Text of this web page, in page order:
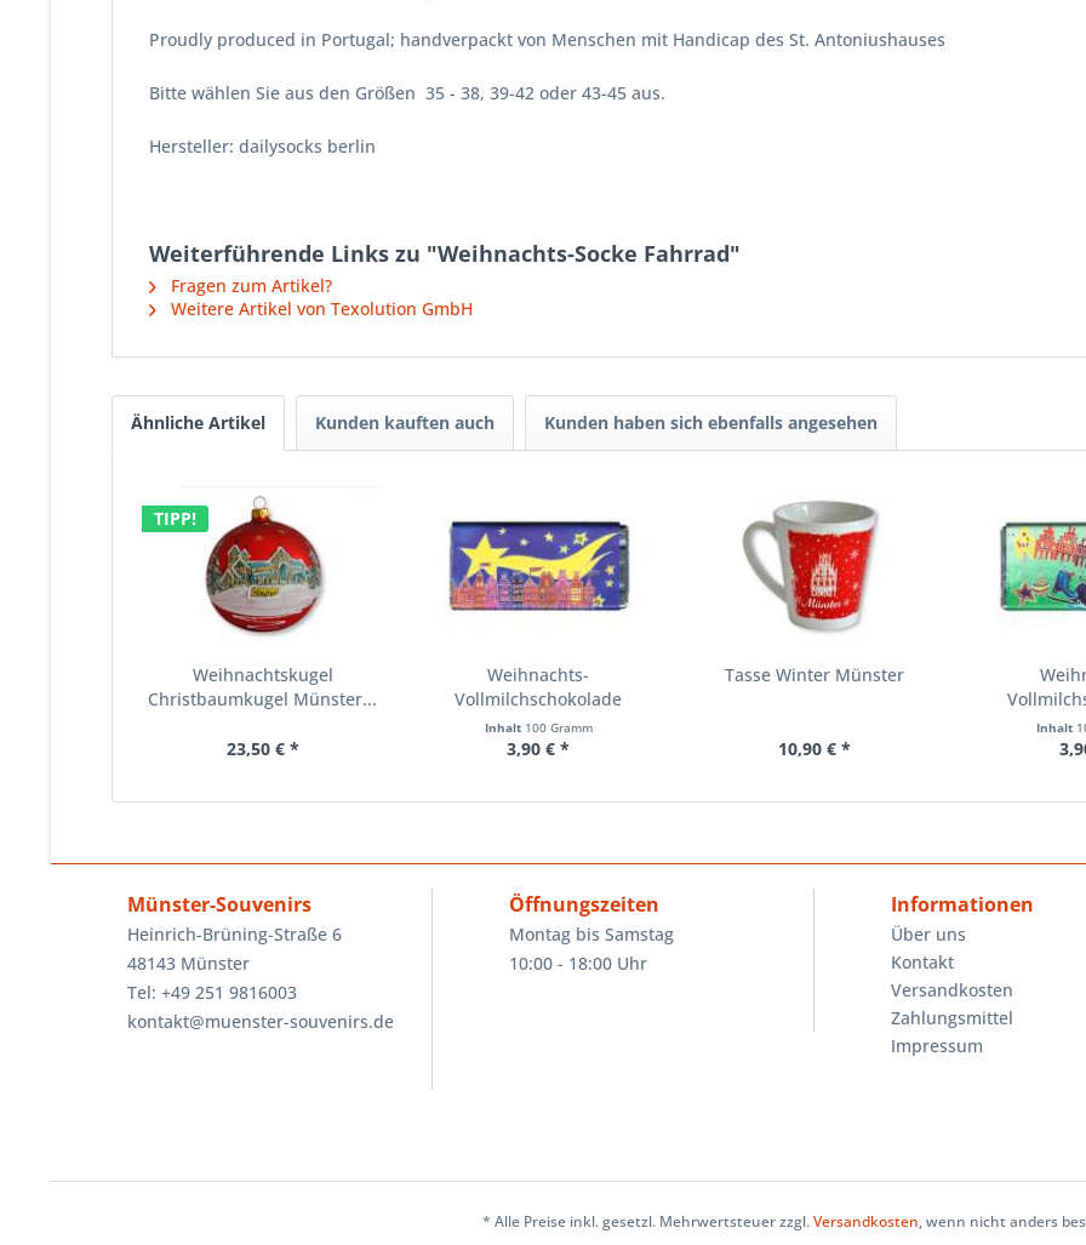
Proudly produced in Portugal; handverpackt von Menschen mit Handicap des St. Antoniushauses
Bitte wählen Sie aus den Größen 35 - 38, 39-42 oder 43-45 aus.
Hersteller: dailysocks berlin
Weiterführende Links zu "Weihnachts-Socke Fahrrad"
Fragen zum Artikel?
Weitere Artikel von Texolution GmbH
Ähnliche Artikel Kunden kauften auch Kunden haben sich ebenfalls angesehen
TIPP!
Weihnachtskugel
Christbaumkugel Münster...
23,50 € *
Weihnachts-
Vollmilchschokolade
Kiesewalter -...
Inhalt 100 Gramm
3,90 € *
Tasse Winter Münster
10,90 € *
Inhalt
Münster-Souvenirs
Heinrich-Brüning-Straße 6
48143 Münster
Tel: +49 251 9816003
kontakt@muenster-souvenirs.de
Öffnungszeiten
Montag bis Samstag
10:00 - 18:00 Uhr
Informationen
Über uns
Kontakt
Versandkosten
Zahlungsmittel
Impressum
* Alle Preise inkl. gesetzl. Mehrwertsteuer zzgl.Versandkosten, wenn nicht anders